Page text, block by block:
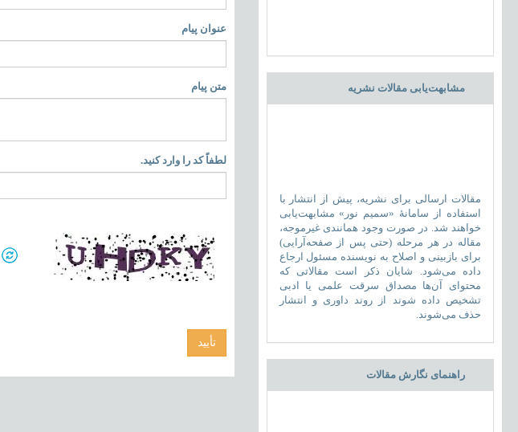
مشابهت‌یابی مقالات نشریه
مقالات ارسالی برای نشریه، پیش از انتشار با
استفاده از سامانۀ «سمیم نور» مشابهت‌یابی
خواهند شد. در صورت وجود همانندی غیرموجه،
مقاله در هر مرحله (حتی پس از صفحه‌آرایی)
برای بازبینی و اصلاح به نویسنده مسئول ارجاع
داده می‌شود. شایان ذکر است مقالاتی که
محتوای آن‌ها مصداق سرقت علمی یا ادبی
تشخیص داده شوند از روند داوری و انتشار
حذف می‌شوند.
راهنمای نگارش مقالات
عنوان پیام
متن پیام
لطفاً کد را وارد کنید.